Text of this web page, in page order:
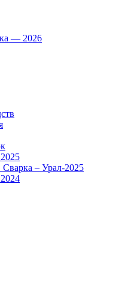
— 2026
Сварка – Урал-2025